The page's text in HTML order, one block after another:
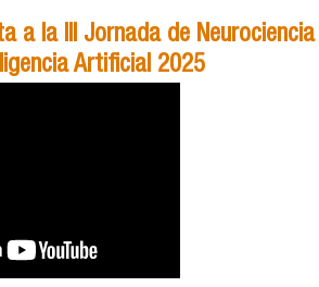
a la III Jornada de Neurociencia
Artificial 2025